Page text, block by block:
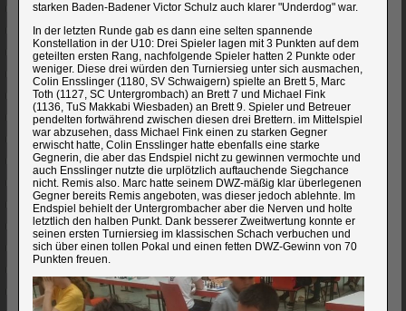
starken Baden-Badener Victor Schulz auch klarer "Underdog" war.
In der letzten Runde gab es dann eine selten spannende
Konstellation in der U10: Drei Spieler lagen mit 3 Punkten auf dem
geteilten ersten Rang, nachfolgende Spieler hatten 2 Punkte oder
weniger. Diese drei würden den Turniersieg unter sich ausmachen,
Colin Ensslinger (1180, SV Schwaigern) spielte an Brett 5, Marc
Toth (1127, SC Untergrombach) an Brett 7 und Michael Fink
(1136, TuS Makkabi Wiesbaden) an Brett 9. Spieler und Betreuer
pendelten fortwährend zwischen diesen drei Brettern. im Mittelspiel
war abzusehen, dass Michael Fink einen zu starken Gegner
erwischt hatte, Colin Ensslinger hatte ebenfalls eine starke
Gegnerin, die aber das Endspiel nicht zu gewinnen vermochte und
auch Ensslinger nutzte die urplötzlich auftauchende Siegchance
nicht. Remis also. Marc hatte seinem DWZ-mäßig klar überlegenen
Gegner bereits Remis angeboten, was dieser jedoch ablehnte. Im
Endspiel behielt der Untergrombacher aber die Nerven und holte
letztlich den halben Punkt. Dank besserer Zweitwertung konnte er
seinen ersten Turniersieg im klassischen Schach verbuchen und
sich über einen tollen Pokal und einen fetten DWZ-Gewinn von 70
Punkten freuen.